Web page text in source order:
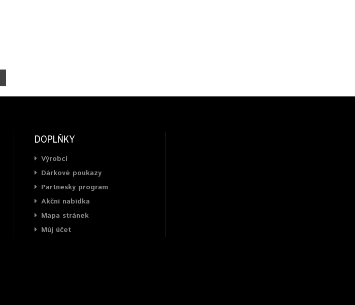
DOPLŇKY
Výrobci
Dárkové poukazy
Partneský program
Akční nabídka
Mapa stránek
Můj účet